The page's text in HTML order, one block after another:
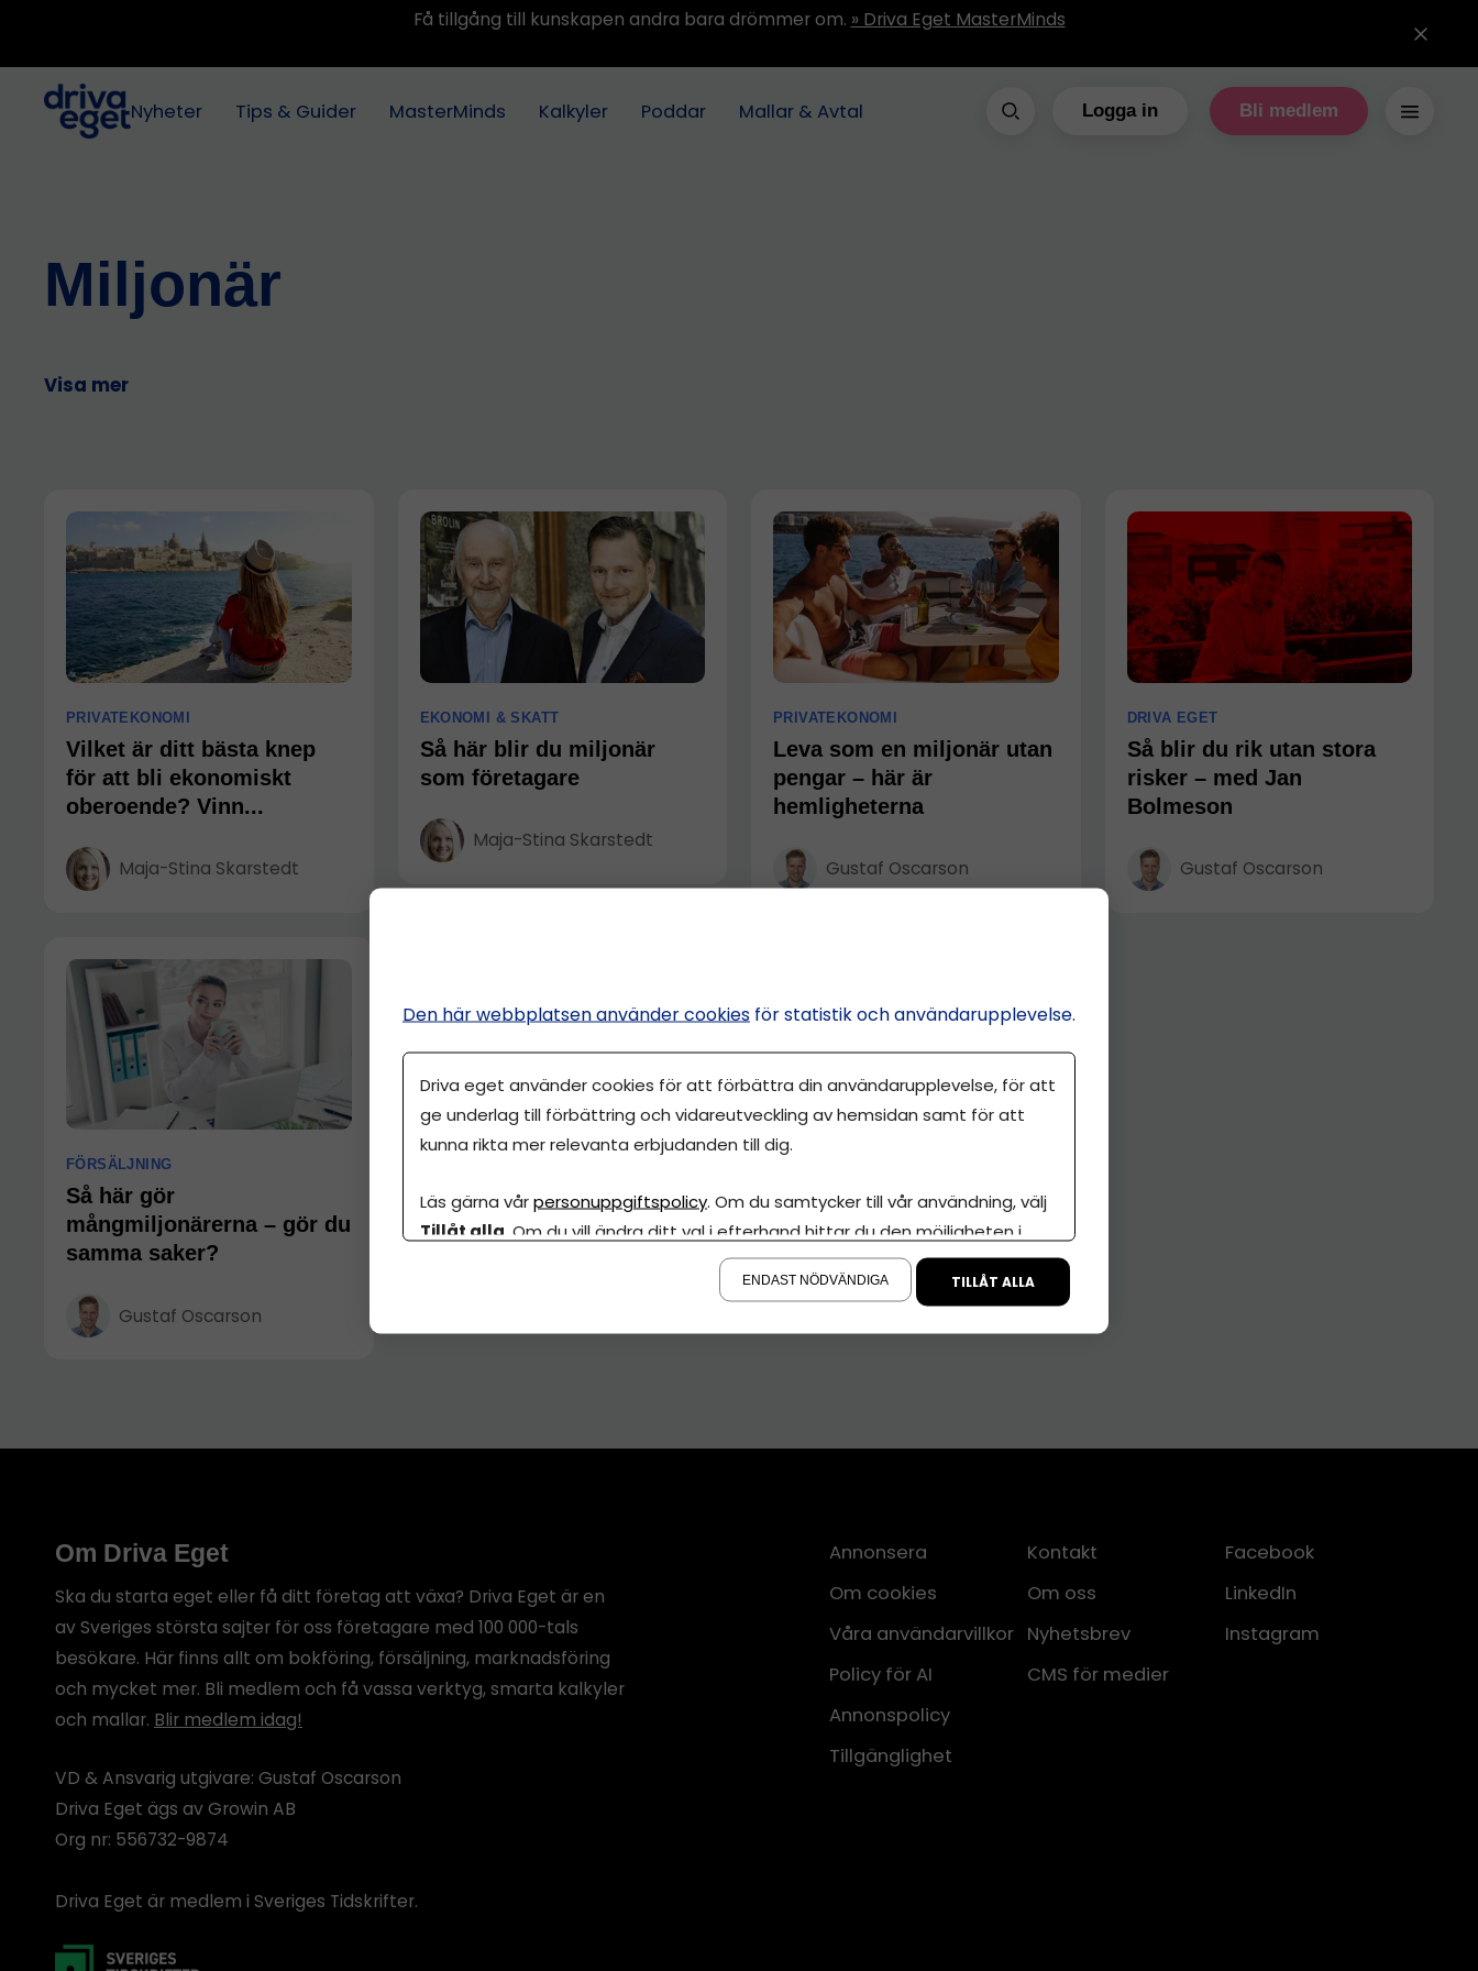
Få tillgång till kunskapen andra bara drömmer om. » Driva Eget MasterMinds
Nyheter Tips & Guider MasterMinds Kalkyler Poddar Mallar & Avtal Logga in Bli medlem
Miljonär
Visa mer
PRIVATEKONOMI
Vilket är ditt bästa knep
för att bli ekonomiskt
oberoende? Vinn...
Maja-Stina Skarstedt
EKONOMI & SKATT
Så här blir du miljonär
som företagare
Maja-Stina Skarstedt
PRIVATEKONOMI
Leva som en miljonär utan
pengar – här är
hemligheterna
Gustaf Oscarson
DRIVA EGET
Så blir du rik utan stora
risker – med Jan
Bolmeson
Gustaf Oscarson
FÖRSÄLJNING
Så här gör
mångmiljonärerna – gör du
samma saker?
Gustaf Oscarson
Om Driva Eget
Ska du starta eget eller få ditt företag att växa? Driva Eget är en
av Sveriges största sajter för oss företagare med 100 000-tals
besökare. Här finns allt om bokföring, försäljning, marknadsföring
och mycket mer. Bli medlem och få vassa verktyg, smarta kalkyler
och mallar. Blir medlem idag!
VD & Ansvarig utgivare: Gustaf Oscarson
Driva Eget ägs av Growin AB
Org nr: 556732-9874
Driva Eget är medlem i Sveriges Tidskrifter.
Annonsera
Om cookies
Våra användarvillkor
Policy för AI
Annonspolicy
Tillgänglighet
Kontakt
Om oss
Nyhetsbrev
CMS för medier
Facebook
LinkedIn
Instagram
Den här webbplatsen använder cookies för statistik och användarupplevelse.
Driva eget använder cookies för att förbättra din användarupplevelse, för att
ge underlag till förbättring och vidareutveckling av hemsidan samt för att
kunna rikta mer relevanta erbjudanden till dig.
Läs gärna vårpersonuppgiftspolicy. Om du samtycker till vår användning, välj
Tillåt alla . Om du vill ändra ditt val i efterhand hittar du den möjligheten i
ENDAST NÖDVÄNDIGA TILLÅT ALLA